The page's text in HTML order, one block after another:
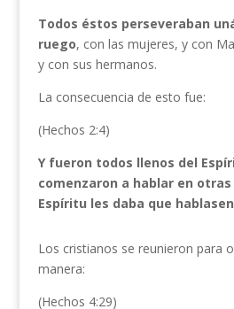
Todos éstos perseveraban
ruego, con las mujeres, y con
y con sus hermanos.
La consecuencia de esto fue:
(Hechos 2:4)
Y fueron todos llenos del
comenzaron a hablar en
Espíritu les daba que
Los cristianos se reunieron para
manera:
(Hechos 4:29)